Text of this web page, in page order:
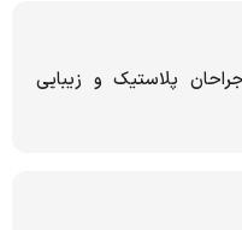
پلاستیک و زیبایی